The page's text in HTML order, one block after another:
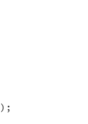
);